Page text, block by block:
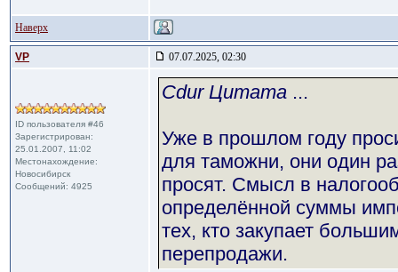
Наверх
VP 07.07.2025, 02:30
ID пользователя #46
Зарегистрирован:
25.01.2007, 11:02
Местонахождение:
Новосибирск
Сообщений: 4925
Cdur Цитата ...
Уже в прошлом году
для таможни, они один
просят. Смысл в
определённой суммы
тех, кто закупает
перепродажи.